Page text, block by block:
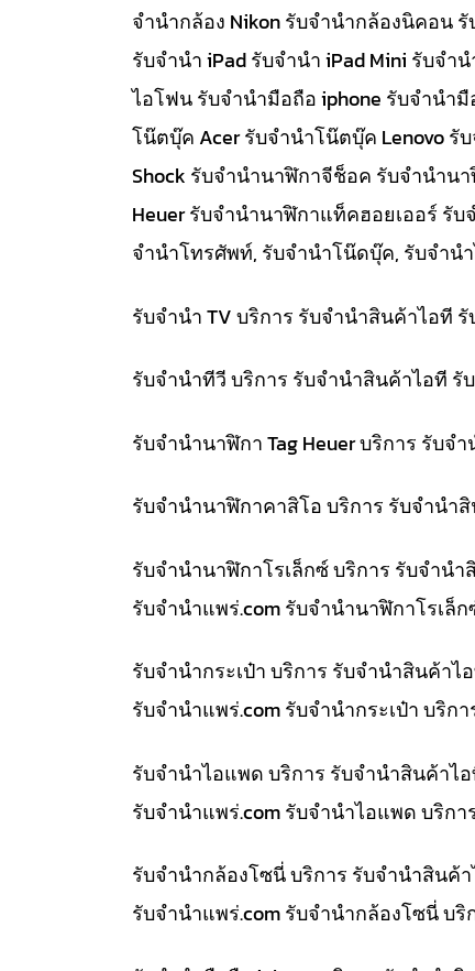
จำนำกล้อง Nikon รับจำนำกล้องนิคอน
รับจำนำ iPad รับจำนำ iPad Mini รับจำ
ไอโฟน รับจำนำมือถือ iphone รับจำนำ
โน๊ตบุ๊ค Acer รับจำนำโน๊ตบุ๊ค Lenovo รั
Shock รับจำนำนาฬิกาจีช็อค รับจำนำน
Heuer รับจำนำนาฬิกาแท็คฮอยเออร์ รั
จำนำโทรศัพท์, รับจำนำโน๊ดบุ๊ค, รับจำน
รับจำนำ TV บริการ รับจำนำสินค้าไอที
รับจำนำทีวี บริการ รับจำนำสินค้าไอที
รับจำนำนาฬิกา Tag Heuer บริการ รับ
รับจำนำนาฬิกาคาสิโอ บริการ รับจำนำ
รับจำนำนาฬิกาโรเล็กซ์ บริการ รับจำน
รับจํานําแพร่.com รับจำนำนาฬิกาโรเ
รับจำนำกระเป๋า บริการ รับจำนำสินค้า
รับจํานําแพร่.com รับจำนำกระเป๋า บริ
รับจำนำไอแพด บริการ รับจำนำสินค้าไ
รับจํานําแพร่.com รับจำนำไอแพด บริก
รับจำนำกล้องโซนี่ บริการ รับจำนำสินค้
รับจํานําแพร่.com รับจำนำกล้องโซนี่ บ